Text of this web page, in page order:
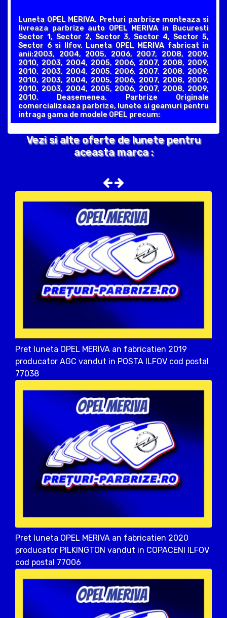
Luneta OPEL MERIVA. Preturi parbrize monteaza si
livreaza parbrize auto OPEL MERIVA in Bucuresti
Sector 1, Sector 2, Sector 3, Sector 4, Sector 5,
Sector 6 si Ilfov. Luneta OPEL MERIVA fabricat in
anii:2003, 2004, 2005, 2006, 2007, 2008, 2009,
2010, 2003, 2004, 2005, 2006, 2007, 2008, 2009,
2010, 2003, 2004, 2005, 2006, 2007, 2008, 2009,
2010, 2003, 2004, 2005, 2006, 2007, 2008, 2009,
2010, 2003, 2004, 2005, 2006, 2007, 2008, 2009,
2010, Deasemenea, Parbrize Originale
comercializeaza parbrize, lunete si geamuri pentru
intraga gama de modele OPEL precum:
Vezi si alte oferte de lunete pentru
aceasta marca :
Pret luneta OPEL MERIVA an fabricatien 2019
producator AGC vandut in POSTA ILFOV cod postal
77038
Pret luneta OPEL MERIVA an fabricatien 2020
producator PILKINGTON vandut in COPACENI ILFOV
cod postal 77006